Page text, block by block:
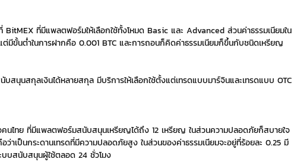
ที่มีแพลตฟอร์มให้เลือกใช้ทั้งโหมด Basic และ Advanced ส่วนค่าธรรมเนียมใน
ต่มีขั้นต่ำในการฝากคือ 0.001 BTC และการถอนก็คิดค่าธรรมเนียมก็ขึ้นกับชนิดเหรียญ
บสนุนสกุลเงินได้หลายสกุล มีบริการให้เลือกใช้ตั้งแต่เทรดแบบมาร์จินและเทรดแบบ OTC
คนไทย ที่มีแพลตฟอร์มสนับสนุนเหรียญได้ถึง 12 เหรียญ ในส่วนความปลอดภัยก็สบายใจ
ว่าเป็นกระดานเทรดที่มีความปลอดภัยสูง ในส่วนของค่าธรรมเนียมจะอยู่ที่ร้อยละ 0.25 มี
บบสนับสนุนผู้ใช้ตลอด 24 ชั่วโมง